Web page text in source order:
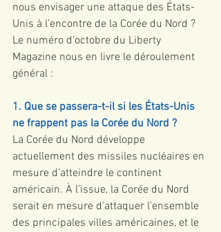
nous envisager une attaque des États-
Unis à l’encontre de la Corée du Nord ?
Le numéro d'octobre du Liberty
Magazine nous en livre le déroulement
général :
1. Que se passera-t-il si les États-Unis
ne frappent pas la Corée du Nord ?
La Corée du Nord développe
actuellement des missiles nucléaires en
mesure d’atteindre le continent
américain. À l’issue, la Corée du Nord
serait en mesure d'attaquer l’ensemble
des principales villes américaines, et le